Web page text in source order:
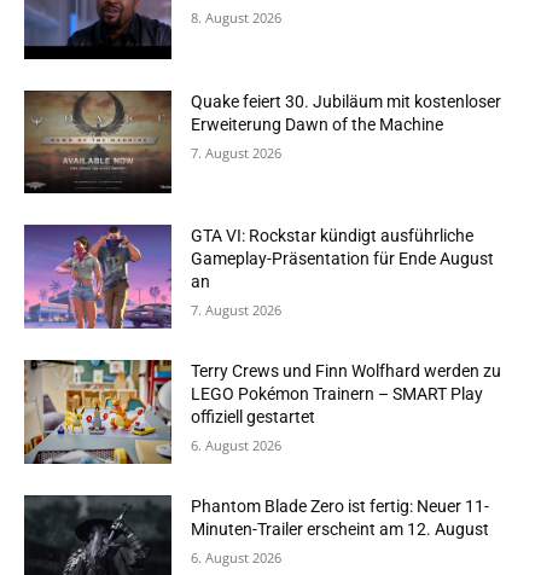
8. August 2026
Quake feiert 30. Jubiläum mit kostenloser
Erweiterung Dawn of the Machine
7. August 2026
GTA VI: Rockstar kündigt ausführliche
Gameplay-Präsentation für Ende August
an
7. August 2026
Terry Crews und Finn Wolfhard werden zu
LEGO Pokémon Trainern – SMART Play
offiziell gestartet
6. August 2026
Phantom Blade Zero ist fertig: Neuer 11-
Minuten-Trailer erscheint am 12. August
6. August 2026